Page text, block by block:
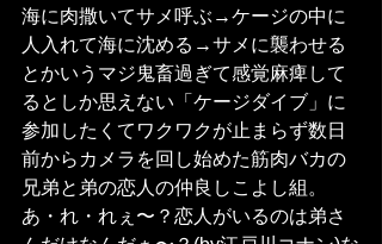
海に肉撒いてサメ呼ぶ→ケージの中に
人入れて海に沈める→サメに襲わせる
とかいうマジ鬼畜過ぎて感覚麻痺して
るとしか思えない「ケージダイブ」に
参加したくてワクワクが止まらず数日
前からカメラを回し始めた筋肉バカの
兄弟と弟の恋人の仲良しこよし組。
あ・れ・れぇ〜？恋人がいるのは弟さ